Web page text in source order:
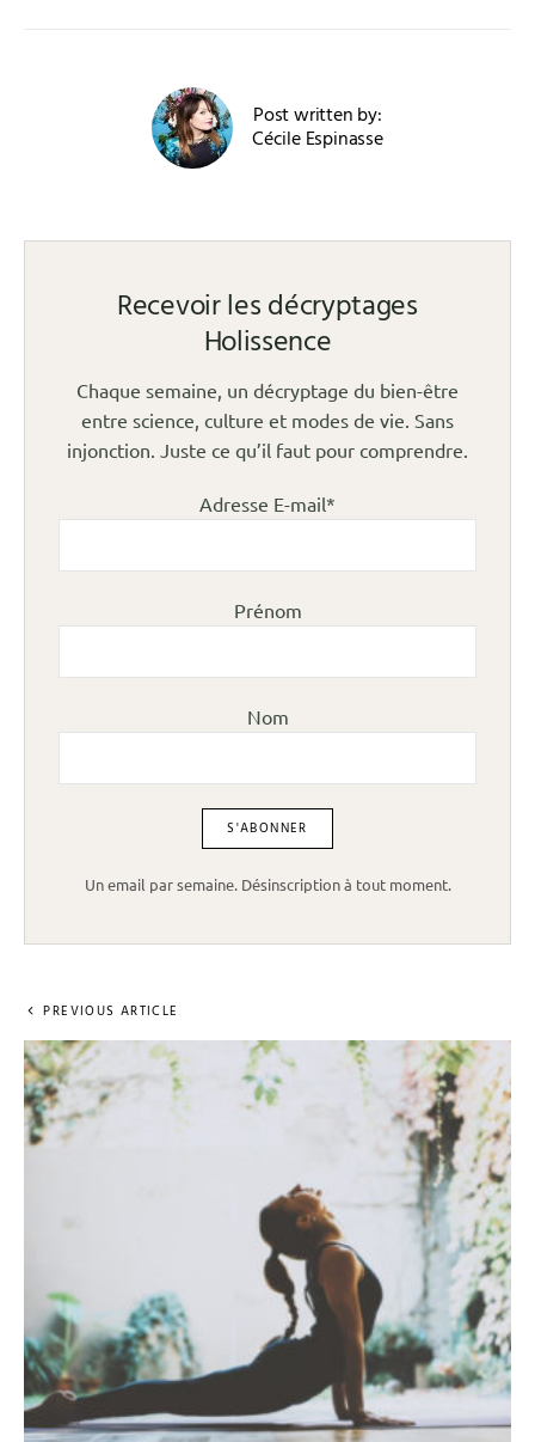
Post written by:
Cécile Espinasse
Recevoir les décryptages
Holissence
Chaque semaine, un décryptage du bien-être
entre science, culture et modes de vie. Sans
injonction. Juste ce qu’il faut pour comprendre.
Adresse E-mail*
Prénom
Nom
Un email par semaine. Désinscription à tout moment.
PREVIOUS ARTICLE